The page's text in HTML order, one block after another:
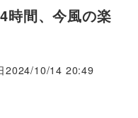
時間、今風の楽
2024/10/14 20:49